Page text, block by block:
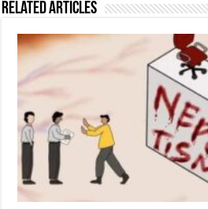
Related Articles